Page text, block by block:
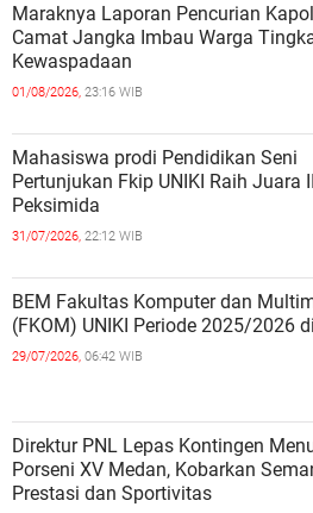
Maraknya Laporan Pencurian
Camat Jangka Imbau Warga
Kewaspadaan
01/08/2026, 23:16 WIB
Mahasiswa prodi Pendidikan Seni
Pertunjukan Fkip UNIKI Raih Juara
Peksimida
31/07/2026, 22:12 WIB
BEM Fakultas Komputer dan
(FKOM) UNIKI Periode 2025/
29/07/2026, 06:42 WIB
Direktur PNL Lepas Kontingen
Porseni XV Medan, Kobarkan
Prestasi dan Sportivitas